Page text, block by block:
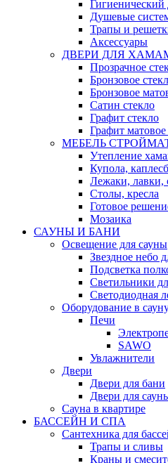
Душевые
Трапы и
Аксессуары
ДВЕРИ ДЛЯ
Прозрачное
Бронзовое
Бронзовое
Сатин стекло
Графит стекло
Графит матовое
МЕБЕЛЬ
Утепление
Купола,
Лежаки, лавки,
Столы, кресла
Готовое
Мозаика
САУНЫ И БАНИ
Освещение для сауны
Звездное небо
Подсветка
Светильники
Светодиодная
Оборудование в
Печи
SAWO
Увлажнители
Двери
Двери для бани
Двери для
Сауна в квартире
БАССЕЙН И СПА
Сантехника для
Трапы и сливы
Краны и